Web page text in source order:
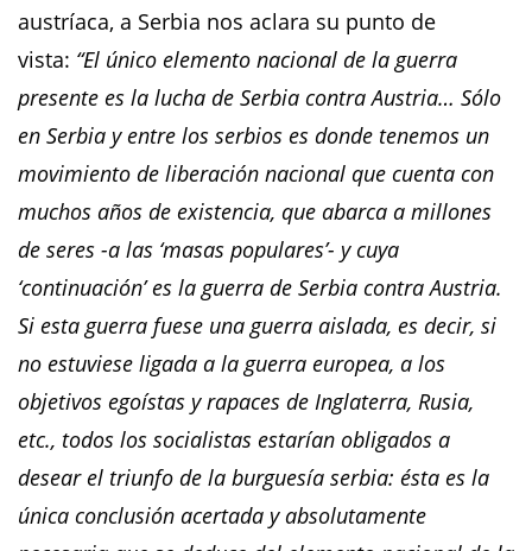
austríaca, a Serbia nos aclara su punto de
vista: “El único elemento nacional de la guerra
presente es la lucha de Serbia contra Austria… Sólo
en Serbia y entre los serbios es donde tenemos un
movimiento de liberación nacional que cuenta con
muchos años de existencia, que abarca a millones
de seres -a las ‘masas populares’- y cuya
‘continuación’ es la guerra de Serbia contra Austria.
Si esta guerra fuese una guerra aislada, es decir, si
no estuviese ligada a la guerra europea, a los
objetivos egoístas y rapaces de Inglaterra, Rusia,
etc., todos los socialistas estarían obligados a
desear el triunfo de la burguesía serbia: ésta es la
única conclusión acertada y absolutamente